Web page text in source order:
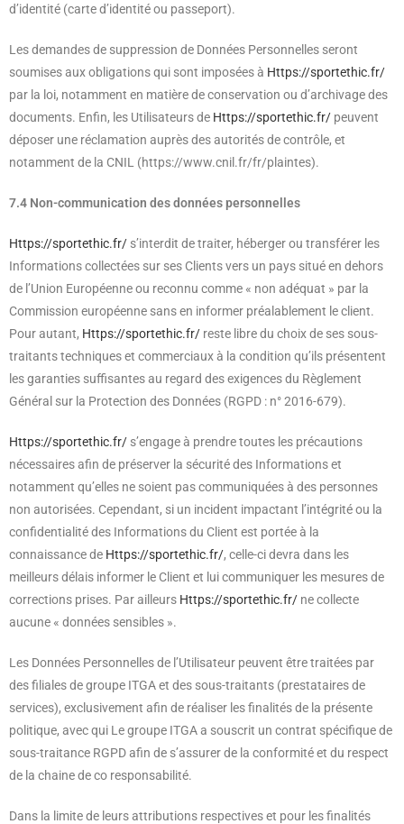
d’identité (carte d’identité ou passeport).
Les demandes de suppression de Données Personnelles seront
soumises aux obligations qui sont imposées à Https://sportethic.fr/
par la loi, notamment en matière de conservation ou d’archivage des
documents. Enfin, les Utilisateurs de Https://sportethic.fr/ peuvent
déposer une réclamation auprès des autorités de contrôle, et
notamment de la CNIL (https://www.cnil.fr/fr/plaintes).
7.4 Non-communication des données personnelles
Https://sportethic.fr/ s’interdit de traiter, héberger ou transférer les
Informations collectées sur ses Clients vers un pays situé en dehors
de l’Union Européenne ou reconnu comme « non adéquat » par la
Commission européenne sans en informer préalablement le client.
Pour autant, Https://sportethic.fr/ reste libre du choix de ses sous-
traitants techniques et commerciaux à la condition qu’ils présentent
les garanties suffisantes au regard des exigences du Règlement
Général sur la Protection des Données (RGPD : n° 2016-679).
Https://sportethic.fr/ s’engage à prendre toutes les précautions
nécessaires afin de préserver la sécurité des Informations et
notamment qu’elles ne soient pas communiquées à des personnes
non autorisées. Cependant, si un incident impactant l’intégrité ou la
confidentialité des Informations du Client est portée à la
connaissance de Https://sportethic.fr/, celle-ci devra dans les
meilleurs délais informer le Client et lui communiquer les mesures de
corrections prises. Par ailleurs Https://sportethic.fr/ ne collecte
aucune « données sensibles ».
Les Données Personnelles de l’Utilisateur peuvent être traitées par
des filiales de groupe ITGA et des sous-traitants (prestataires de
services), exclusivement afin de réaliser les finalités de la présente
politique, avec qui Le groupe ITGA a souscrit un contrat spécifique de
sous-traitance RGPD afin de s’assurer de la conformité et du respect
de la chaine de co responsabilité.
Dans la limite de leurs attributions respectives et pour les finalités